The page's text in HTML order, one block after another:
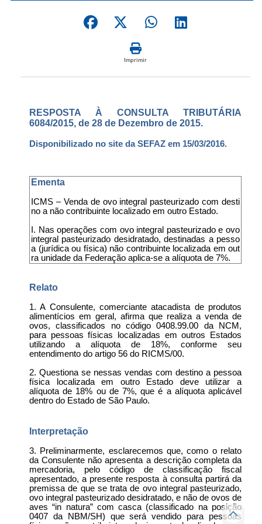
Imprimir
RESPOSTA À CONSULTA TRIBUTÁRIA
6084/2015, de 28 de Dezembro de 2015.
Disponibilizado no site da SEFAZ em 15/03/2016.
Ementa
ICMS – Venda de ovo integral pasteurizado com desti
no a não contribuinte localizado em outro Estado.
I. Nas operações com ovo integral pasteurizado e ovo
integral pasteurizado desidratado, destinadas a pesso
a (jurídica ou física) não contribuinte localizada em out
ra unidade da Federação aplica-se a alíquota de 7%.
Relato
1. A Consulente, comerciante atacadista de produtos
alimentícios em geral, afirma que realiza a venda de
ovos, classificados no código 0408.99.00 da NCM,
para pessoas físicas localizadas em outros Estados
utilizando a alíquota de 18%, conforme seu
entendimento do artigo 56 do RICMS/00.
2. Questiona se nessas vendas com destino a pessoa
física localizada em outro Estado deve utilizar a
alíquota de 18% ou de 7%, que é a alíquota aplicável
dentro do Estado de São Paulo.
Interpretação
3. Preliminarmente, esclarecemos que, como o relato
da Consulente não apresenta a descrição completa da
mercadoria, pelo código de classificação fiscal
apresentado, a presente resposta à consulta partirá da
premissa de que se trata de ovo integral pasteurizado,
ovo integral pasteurizado desidratado, e não de ovos de
aves “in natura” com casca (classificado na posição
0407 da NBM/SH) que será vendido para pessoas